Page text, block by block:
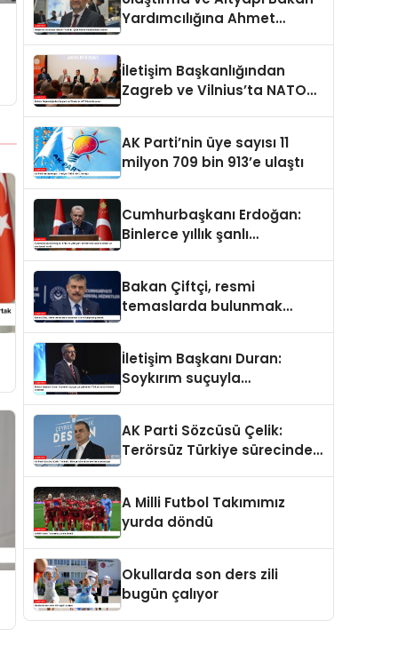
Yardımcılığına Ahmet
İletişim Başkanlığından
Zagreb ve Vilnius’ta NATO
AK Parti’nin üye sayısı 11
milyon 709 bin 913’e ulaştı
Cumhurbaşkanı Erdoğan:
Binlerce yıllık şanlı
Bakan Çiftçi, resmi
temaslarda bulunmak
İletişim Başkanı Duran:
Soykırım suçuyla
AK Parti Sözcüsü Çelik:
Terörsüz Türkiye sürecinde
A Milli Futbol Takımımız
yurda döndü
Okullarda son ders zili
bugün çalıyor